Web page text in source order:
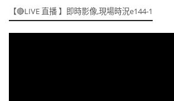
【🔴LIVE 直播 】即時影像,現場時況e144-1